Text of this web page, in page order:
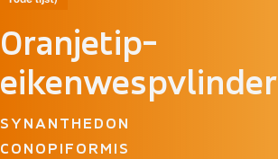
Oranjetip-
eikenwespvlinder
SYNANTHEDON
CONOPIFORMIS